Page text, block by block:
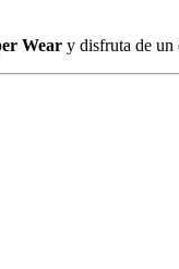
Wear y disfruta de un